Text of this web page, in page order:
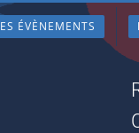
ÉVÈNEMENTS